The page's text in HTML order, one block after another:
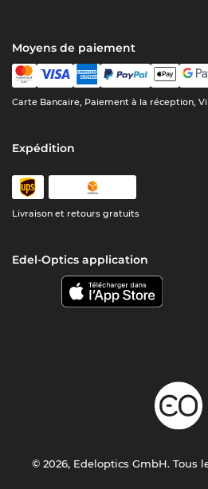
Moyens de paiement
Carte Bancaire, Paiement à la réception,
Expédition
Livraison et retours gratuits
Edel-Optics application
© 2026, Edeloptics GmbH. Tous